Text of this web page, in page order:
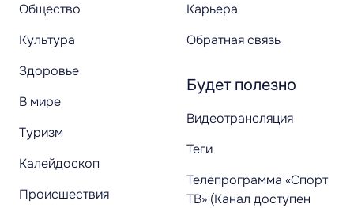
Общество
Культура
Здоровье
В мире
Туризм
Калейдоскоп
Происшествия
Карьера
Обратная связь
Будет полезно
Видеотрансляция
Теги
Телепрограмма «Спорт
ТВ» (Канал доступен